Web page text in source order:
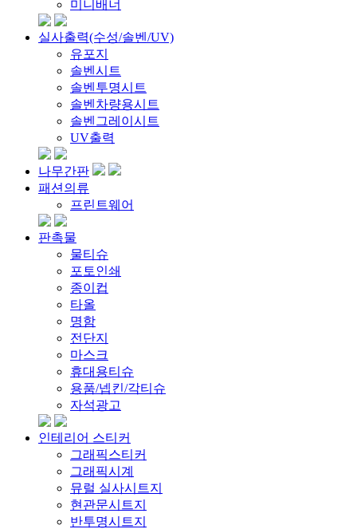
미니배너
실사출력(수성/솔벤/UV)
유포지
솔벤시트
솔벤투명시트
솔벤차량용시트
솔벤그레이시트
UV출력
나무간판
패션의류
프린트웨어
판촉물
물티슈
포토인쇄
종이컵
타올
명함
전단지
마스크
휴대용티슈
용품/넵킨/각티슈
자석광고
인테리어 스티커
그래픽스티커
그래픽시계
뮤럴 실사시트지
현관문시트지
반투명시트지